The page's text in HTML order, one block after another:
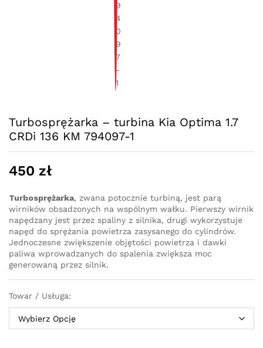
Turbosprężarka – turbina Kia Optima 1.7
CRDi 136 KM 794097-1
450 zł
Turbosprężarka, zwana potocznie turbiną, jest parą
wirników obsadzonych na wspólnym wałku. Pierwszy wirnik
napędzany jest przez spaliny z silnika, drugi wykorzystuje
napęd do sprężania powietrza zasysanego do cylindrów.
Jednoczesne zwiększenie objętości powietrza i dawki
paliwa wprowadzanych do spalenia zwiększa moc
generowaną przez silnik.
Towar / Usługa: